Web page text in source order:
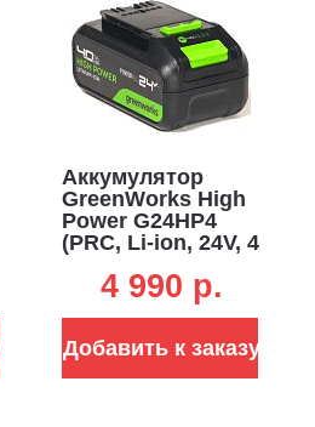
Аккумулятор
GreenWorks High
Power G24HP4
(PRC, Li-ion, 24V, 4
4 990 p.
Добавить к заказу